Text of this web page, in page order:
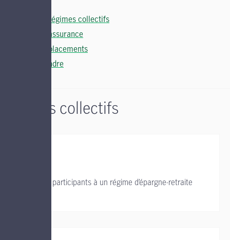
Soutien régimes collectifs
Soutien assurance
Soutien placements
Nous joindre
Régimes collectifs
Soutien aux participants à un régime d’épargne-retraite